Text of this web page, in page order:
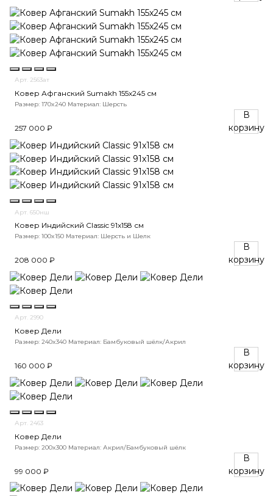
Арт. 2563ат
Ковер Афганский Sumakh 155x245 см
Размер: 170x240 Материал: Шерсть
257 000 ₽
В
корзину
Арт. 650нш
Ковер Индийский Classic 91x158 см
Размер: 100x150 Материал: Шерсть и Шелк
208 000 ₽
В
корзину
Арт. 2990
Ковер Дели
Размер: 240x340 Материал: Бамбуковый шёлк/Акрил
160 000 ₽
В
корзину
Арт. 2463
Ковер Дели
Размер: 200x300 Материал: Акрил/Бамбуковый шёлк
99 000 ₽
В
корзину